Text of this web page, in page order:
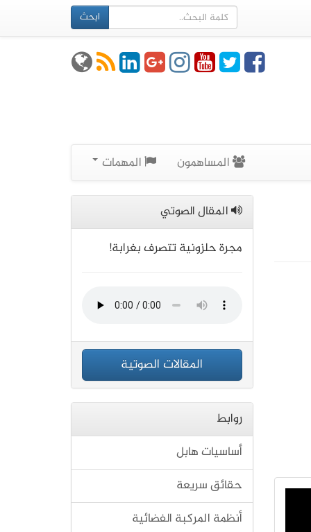
ابحث
المساهمون المهمات
المقال الصوتي
مجرة حلزونية تتصرف بغرابة!
المقالات الصوتية
روابط
أساسيات هابل
حقائق سريعة
أنظمة المركبة الفضائية